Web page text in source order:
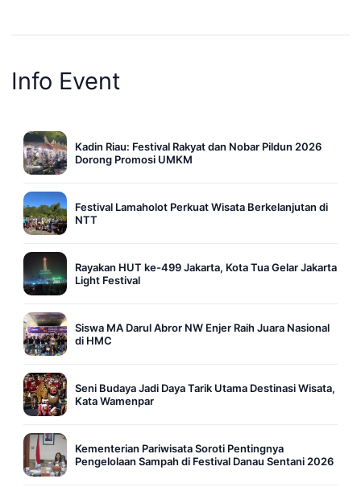
Info Event
Kadin Riau: Festival Rakyat dan Nobar Pildun 2026
Dorong Promosi UMKM
Festival Lamaholot Perkuat Wisata Berkelanjutan di
NTT
Rayakan HUT ke-499 Jakarta, Kota Tua Gelar Jakarta
Light Festival
Siswa MA Darul Abror NW Enjer Raih Juara Nasional
di HMC
Seni Budaya Jadi Daya Tarik Utama Destinasi Wisata,
Kata Wamenpar
Kementerian Pariwisata Soroti Pentingnya
Pengelolaan Sampah di Festival Danau Sentani 2026